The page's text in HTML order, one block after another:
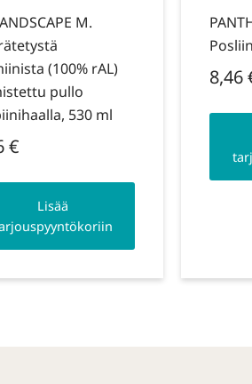
M.
(100% rAL)
pullo
530 ml
€
Lisää
8,46